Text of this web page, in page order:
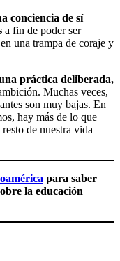
conciencia de sí
a fin de poder ser
una trampa de coraje y
práctica deliberada,
Muchas veces,
son muy bajas. En
hay más de lo que
de nuestra vida
para saber
la educación